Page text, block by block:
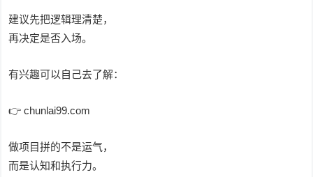
建议先把逻辑理清楚，
再决定是否入场。
有兴趣可以自己去了解：
👉 chunlai99.com
做项目拼的不是运气，
而是认知和执行力。